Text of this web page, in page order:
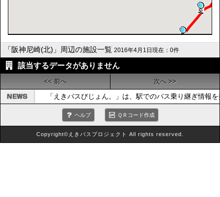
「阪神尼崎(北)」周辺の施設一覧 2016年4月1日現在：0件
該当するデータがありません
<< 前へ 次へ >>
「えきバスびじょん。」は、駅でのバス乗り継ぎ情報
ヘルプ ＱＲコード作成
Copyright©えきバスプロジェクト All rights reserved.